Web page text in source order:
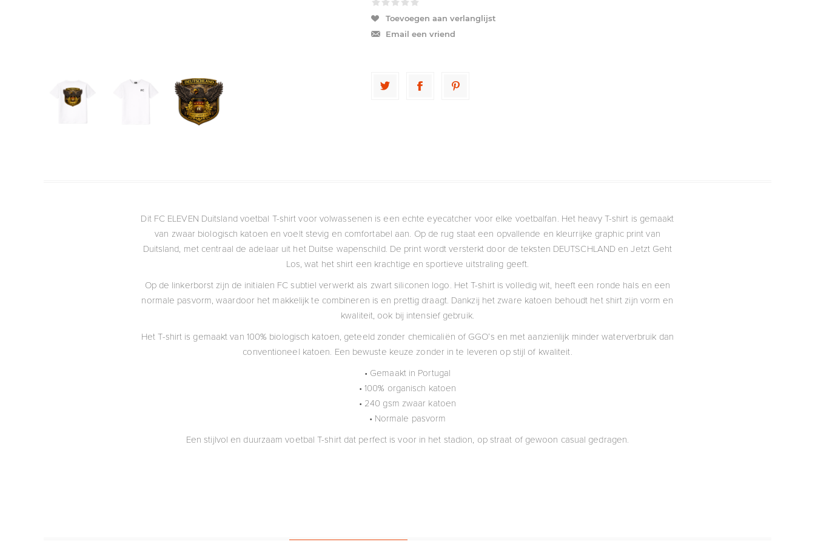
Toevoegen aan verlanglijst
Email een vriend
Dit FC ELEVEN Duitsland voetbal T-shirt voor volwassenen is een echte eyecatcher voor elke voetbalfan. Het heavy T-shirt is gemaakt
van zwaar biologisch katoen en voelt stevig en comfortabel aan. Op de rug staat een opvallende en kleurrijke graphic print van
Duitsland, met centraal de adelaar uit het Duitse wapenschild. De print wordt versterkt door de teksten DEUTSCHLAND en Jetzt Geht
Los, wat het shirt een krachtige en sportieve uitstraling geeft.
Op de linkerborst zijn de initialen FC subtiel verwerkt als zwart siliconen logo. Het T-shirt is volledig wit, heeft een ronde hals en een
normale pasvorm, waardoor het makkelijk te combineren is en prettig draagt. Dankzij het zware katoen behoudt het shirt zijn vorm en
kwaliteit, ook bij intensief gebruik.
Het T-shirt is gemaakt van 100% biologisch katoen, geteeld zonder chemicaliën of GGO’s en met aanzienlijk minder waterverbruik dan
conventioneel katoen. Een bewuste keuze zonder in te leveren op stijl of kwaliteit.
• Gemaakt in Portugal
• 100% organisch katoen
• 240 gsm zwaar katoen
• Normale pasvorm
Een stijlvol en duurzaam voetbal T-shirt dat perfect is voor in het stadion, op straat of gewoon casual gedragen.